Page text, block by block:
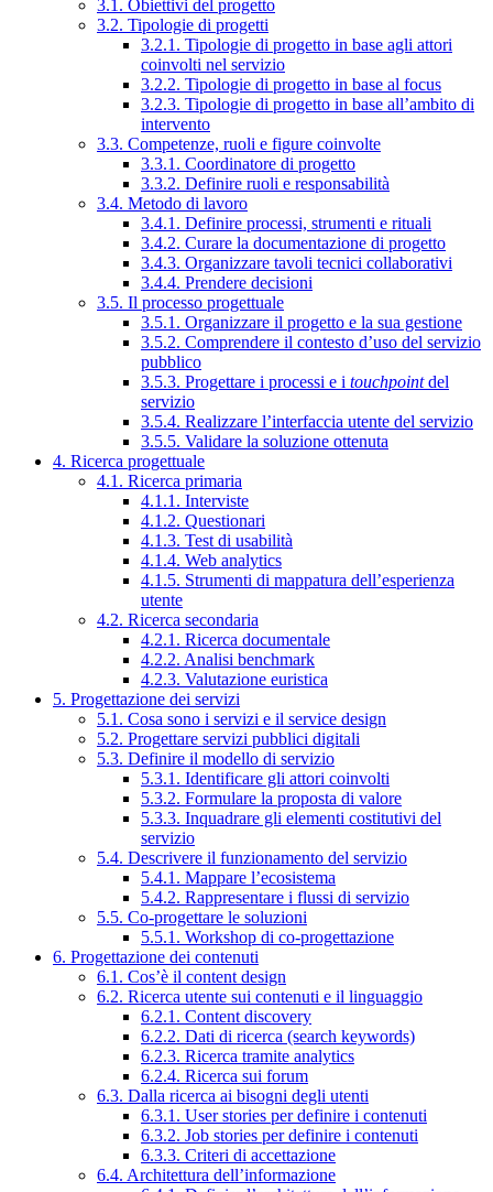
3.1. Obiettivi del progetto
3.2. Tipologie di progetti
3.2.1. Tipologie di progetto in base agli attori
coinvolti nel servizio
3.2.2. Tipologie di progetto in base al focus
3.2.3. Tipologie di progetto in base all’ambito di
intervento
3.3. Competenze, ruoli e figure coinvolte
3.3.1. Coordinatore di progetto
3.3.2. Definire ruoli e responsabilità
3.4. Metodo di lavoro
3.4.1. Definire processi, strumenti e rituali
3.4.2. Curare la documentazione di progetto
3.4.3. Organizzare tavoli tecnici collaborativi
3.4.4. Prendere decisioni
3.5. Il processo progettuale
3.5.1. Organizzare il progetto e la sua gestione
3.5.2. Comprendere il contesto d’uso del servizio
pubblico
3.5.3. Progettare i processi e i touchpointdel
servizio
3.5.4. Realizzare l’interfaccia utente del servizio
3.5.5. Validare la soluzione ottenuta
4. Ricerca progettuale
4.1. Ricerca primaria
4.1.1. Interviste
4.1.2. Questionari
4.1.3. Test di usabilità
4.1.4. Web analytics
4.1.5. Strumenti di mappatura dell’esperienza
utente
4.2. Ricerca secondaria
4.2.1. Ricerca documentale
4.2.2. Analisi benchmark
4.2.3. Valutazione euristica
5. Progettazione dei servizi
5.1. Cosa sono i servizi e il service design
5.2. Progettare servizi pubblici digitali
5.3. Definire il modello di servizio
5.3.1. Identificare gli attori coinvolti
5.3.2. Formulare la proposta di valore
5.3.3. Inquadrare gli elementi costitutivi del
servizio
5.4. Descrivere il funzionamento del servizio
5.4.1. Mappare l’ecosistema
5.4.2. Rappresentare i flussi di servizio
5.5. Co-progettare le soluzioni
5.5.1. Workshop di co-progettazione
6. Progettazione dei contenuti
6.1. Cos’è il content design
6.2. Ricerca utente sui contenuti e il linguaggio
6.2.1. Content discovery
6.2.2. Dati di ricerca (search keywords)
6.2.3. Ricerca tramite analytics
6.2.4. Ricerca sui forum
6.3. Dalla ricerca ai bisogni degli utenti
6.3.1. User stories per definire i contenuti
6.3.2. Job stories per definire i contenuti
6.3.3. Criteri di accettazione
6.4. Architettura dell’informazione